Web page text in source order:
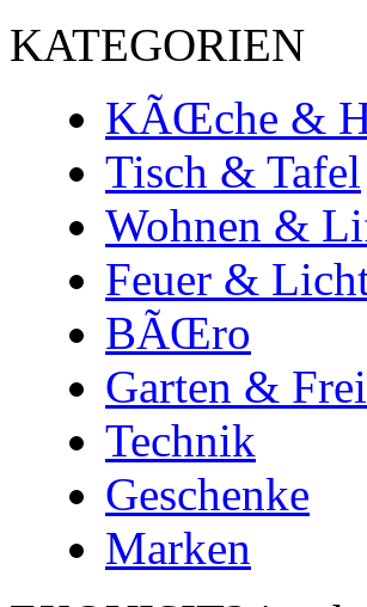
KATEGORIEN
KÃŒche &
Tisch & Tafel
Wohnen &
Feuer &
BÃŒro
Garten &
Technik
Geschenke
Marken